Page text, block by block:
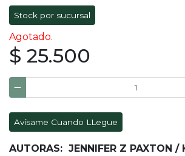
Stock por sucursal
Agotado.
$ 25.500
Avísame Cuando LLegue
AUTORAS: JENNIFER Z PAXTON /